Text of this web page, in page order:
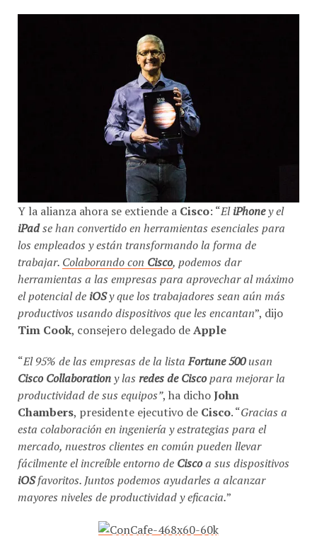
Y la alianza ahora se extiende a Cisco: “EliPhoney el
iPadse han convertido en herramientas esenciales para
los empleados y están transformando la forma de
trabajar. Colaborando con Cisco, podemos dar
herramientas a las empresas para aprovechar al máximo
el potencial de iOSy que los trabajadores sean aún más
productivos usando dispositivos que les encantan”, dijo
Tim Cook, consejero delegado deApple
“El 95% de las empresas de la listaFortune 500usan
Cisco Collaborationy las redes de Ciscopara mejorar la
productividad de sus equipos”, ha dichoJohn
Chambers, presidente ejecutivo de Cisco. “Gracias a
esta colaboración en ingeniería y estrategias para el
mercado, nuestros clientes en común pueden llevar
fácilmente el increíble entorno de Ciscoa sus dispositivos
iOSfavoritos. Juntos podemos ayudarles a alcanzar
mayores niveles de productividad y eficacia.”